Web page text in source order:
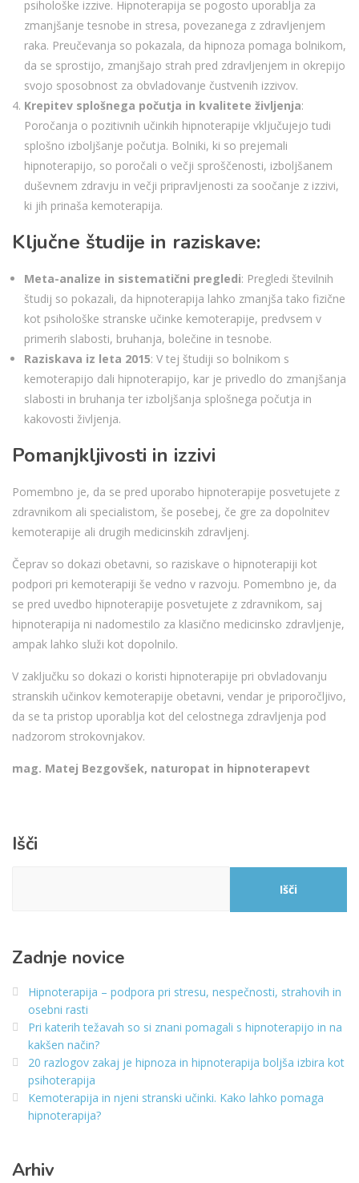
psihološke izzive. Hipnoterapija se pogosto uporablja za
zmanjšanje tesnobe in stresa, povezanega z zdravljenjem
raka. Preučevanja so pokazala, da hipnoza pomaga bolnikom,
da se sprostijo, zmanjšajo strah pred zdravljenjem in okrepijo
svojo sposobnost za obvladovanje čustvenih izzivov.
Krepitev splošnega počutja in kvalitete življenja:
Poročanja o pozitivnih učinkih hipnoterapije vključujejo tudi
splošno izboljšanje počutja. Bolniki, ki so prejemali
hipnoterapijo, so poročali o večji sproščenosti, izboljšanem
duševnem zdravju in večji pripravljenosti za soočanje z izzivi,
ki jih prinaša kemoterapija.
Ključne študije in raziskave:
Meta-analize in sistematični pregledi: Pregledi številnih
študij so pokazali, da hipnoterapija lahko zmanjša tako fizične
kot psihološke stranske učinke kemoterapije, predvsem v
primerih slabosti, bruhanja, bolečine in tesnobe.
Raziskava iz leta 2015: V tej študiji so bolnikom s
kemoterapijo dali hipnoterapijo, kar je privedlo do zmanjšanja
slabosti in bruhanja ter izboljšanja splošnega počutja in
kakovosti življenja.
Pomanjkljivosti in izzivi
Pomembno je, da se pred uporabo hipnoterapije posvetujete z
zdravnikom ali specialistom, še posebej, če gre za dopolnitev
kemoterapije ali drugih medicinskih zdravljenj.
Čeprav so dokazi obetavni, so raziskave o hipnoterapiji kot
podpori pri kemoterapiji še vedno v razvoju. Pomembno je, da
se pred uvedbo hipnoterapije posvetujete z zdravnikom, saj
hipnoterapija ni nadomestilo za klasično medicinsko zdravljenje,
ampak lahko služi kot dopolnilo.
V zaključku so dokazi o koristi hipnoterapije pri obvladovanju
stranskih učinkov kemoterapije obetavni, vendar je priporočljivo,
da se ta pristop uporablja kot del celostnega zdravljenja pod
nadzorom strokovnjakov.
mag. Matej Bezgovšek, naturopat in hipnoterapevt
Išči
Išči
Zadnje novice
Hipnoterapija – podpora pri stresu, nespečnosti, strahovih in
osebni rasti
Pri katerih težavah so si znani pomagali s hipnoterapijo in na
kakšen način?
20 razlogov zakaj je hipnoza in hipnoterapija boljša izbira kot
psihoterapija
Kemoterapija in njeni stranski učinki. Kako lahko pomaga
hipnoterapija?
Arhiv